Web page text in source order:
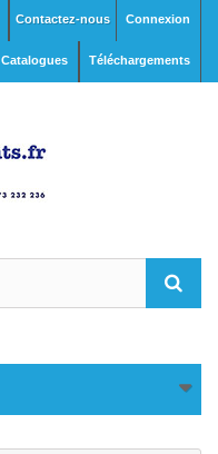
Connexion
Contactez-nous
Téléchargements
Catalogues